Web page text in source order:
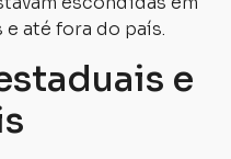
até fora do país.
e